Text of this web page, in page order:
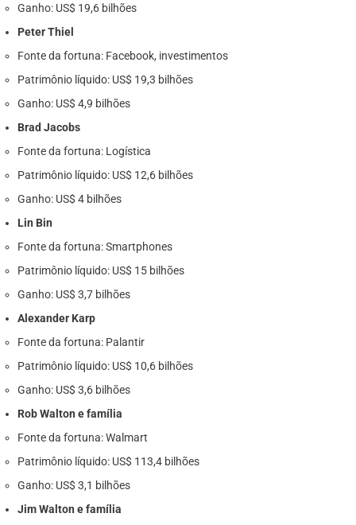
Ganho: US$ 19,6 bilhões
Peter Thiel
Fonte da fortuna: Facebook, investimentos
Patrimônio líquido: US$ 19,3 bilhões
Ganho: US$ 4,9 bilhões
Brad Jacobs
Fonte da fortuna: Logística
Patrimônio líquido: US$ 12,6 bilhões
Ganho: US$ 4 bilhões
Lin Bin
Fonte da fortuna: Smartphones
Patrimônio líquido: US$ 15 bilhões
Ganho: US$ 3,7 bilhões
Alexander Karp
Fonte da fortuna: Palantir
Patrimônio líquido: US$ 10,6 bilhões
Ganho: US$ 3,6 bilhões
Rob Walton e família
Fonte da fortuna: Walmart
Patrimônio líquido: US$ 113,4 bilhões
Ganho: US$ 3,1 bilhões
Jim Walton e família